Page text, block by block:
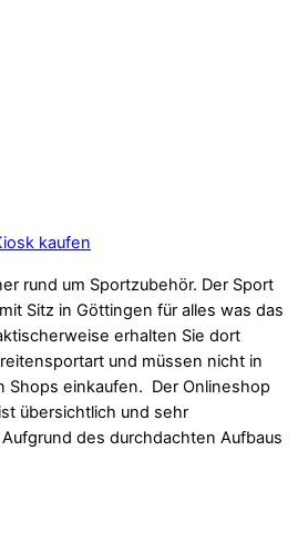
kaufen
rund um Sportzubehör. Der Sport
Sitz in Göttingen für alles was das
erhalten Sie dort
und müssen nicht in
Shops einkaufen. Der Onlineshop
übersichtlich und sehr
des durchdachten Aufbaus